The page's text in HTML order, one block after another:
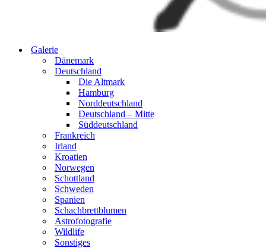
Galerie
Dänemark
Deutschland
Die Altmark
Hamburg
Norddeutschland
Deutschland – Mitte
Süddeutschland
Frankreich
Irland
Kroatien
Norwegen
Schottland
Schweden
Spanien
Schachbrettblumen
Astrofotografie
Wildlife
Sonstiges